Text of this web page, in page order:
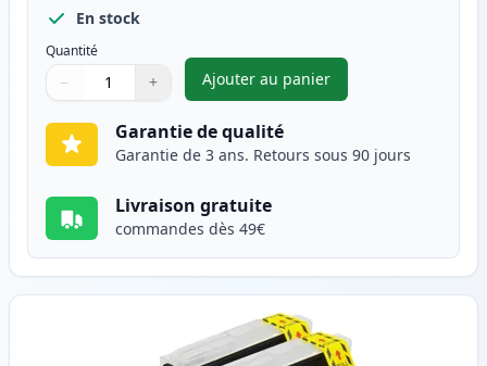
En stock
Quantité
Quantité
Utilisez les boutons pour ajuster
− +
Quantité
Ajouter au panier
,Pack de 5 Brother LC1100
Garantie de qualité
Garantie de 3 ans. Retours sous 90 jours
Livraison gratuite
commandes dès 49€